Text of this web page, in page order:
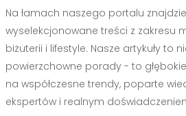
Na łamach naszego portalu
wyselekcjonowane treści z zakresu
biżuterii i lifestyle. Nasze artykuły to
powierzchowne porady - to
na współczesne trendy, poparte
ekspertów i realnym